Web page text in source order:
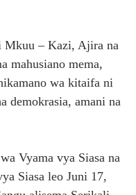
– Kazi, Ajira na
mahusiano mema,
wa kitaifa ni
demokrasia, amani na
Vyama vya Siasa na
Siasa leo Juni 17,